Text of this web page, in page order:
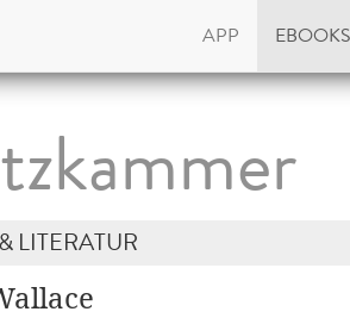
APP EBOOKS
LITERATUR